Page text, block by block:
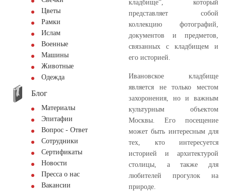
Цветы
Рамки
Ислам
Военные
Машины
Животные
Одежда
Блог
Материалы
Эпитафии
Вопрос - Ответ
Сотрудники
Сертификаты
Новости
Пресса о нас
Вакансии
кладбище”, который
представляет собой
коллекцию фотографий,
документов и предметов,
связанных с кладбищем и
его историей.
Ивановское кладбище
является не только местом
захоронения, но и важным
культурным объектом
Москвы. Его посещение
может быть интересным для
тех, кто интересуется
историей и архитектурой
столицы, а также для
любителей прогулок на
природе.